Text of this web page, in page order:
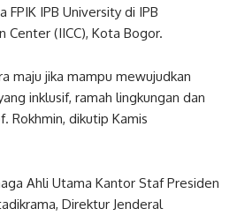
FPIK IPB University di IPB
Center (IICC), Kota Bogor.
maju jika mampu mewujudkan
inklusif, ramah lingkungan dan
Rokhmin, dikutip Kamis
Ahli Utama Kantor Staf Presiden
Direktur Jenderal